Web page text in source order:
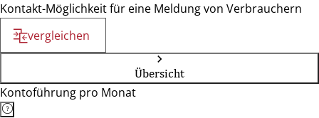
Kontakt-Möglichkeit für eine Meldung von Verbrauchern
vergleichen
Übersicht
Kontoführung pro Monat